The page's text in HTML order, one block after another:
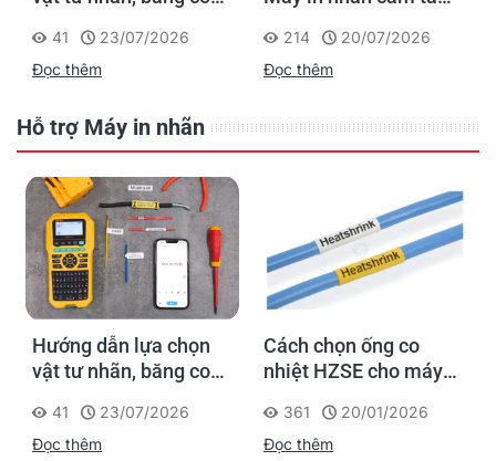
Supvan G15M Pro
41
23/07/2026
Đọc thêm
dấu một lần, tra cứu
trọn đời công trình
214
20/07/2026
Đọc thêm
Hỗ trợ Máy in nhãn
Hướng dẫn lựa chọn
vật tư nhãn, băng co
Supvan G15M Pro
41
23/07/2026
Đọc thêm
Cách chọn ống co
nhiệt HZSE cho máy in
361
20/01/2026
Đọc thêm